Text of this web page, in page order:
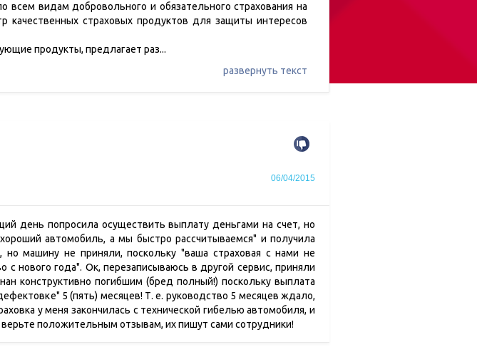
видам добровольного и обязательного страхования на
качественных страховых продуктов для защиты интересов
продукты, предлагает раз...
развернуть текст
06/04/2015
день попросила осуществить выплату деньгами на счет, но
автомобиль, а мы быстро рассчитываемся" и получила
машину не приняли, поскольку "ваша страховая с нами не
нового года". Ок, перезаписываюсь в другой сервис, приняли
конструктивно погибшим (бред полный!) поскольку выплата
5 (пять) месяцев! Т. е. руководство 5 месяцев ждало,
у меня закончилась с технической гибелью автомобиля, и
положительным отзывам, их пишут сами сотрудники!